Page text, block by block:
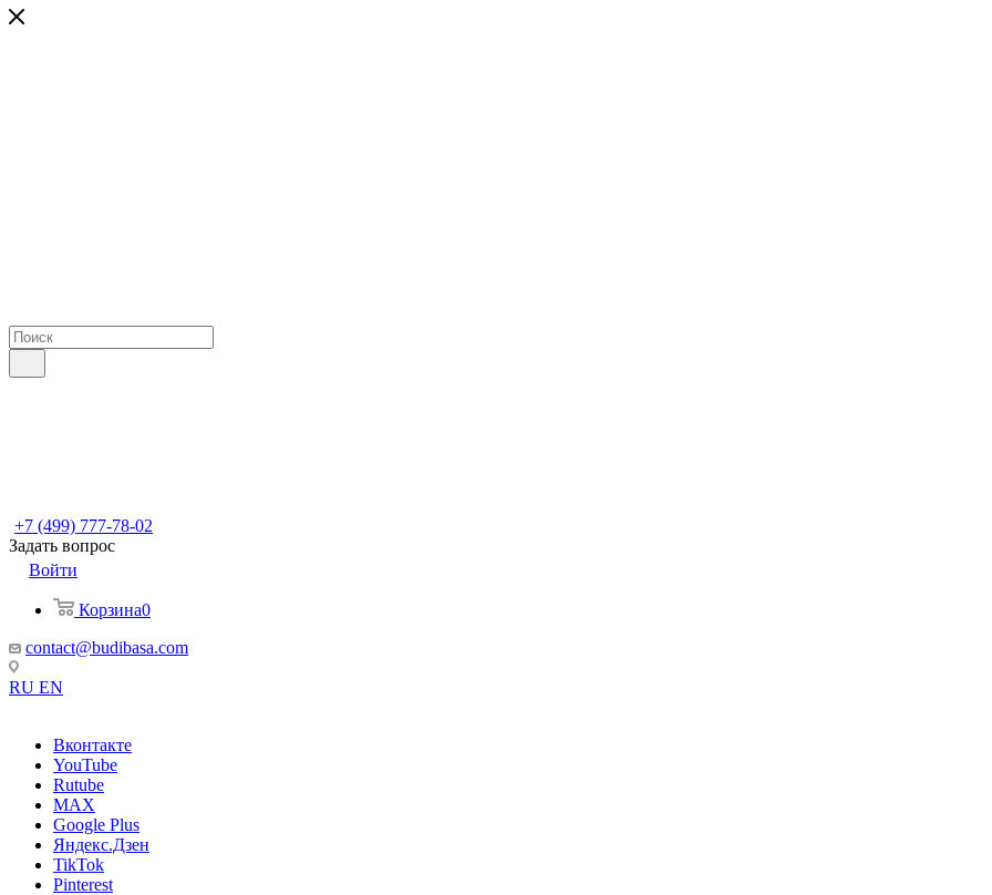
+7 (499) 777-78-02
Задать вопрос
Войти
Корзина0
contact@budibasa.com
RU EN
Вконтакте
YouTube
Rutube
MAX
Google Plus
Яндекс.Дзен
TikTok
Pinterest